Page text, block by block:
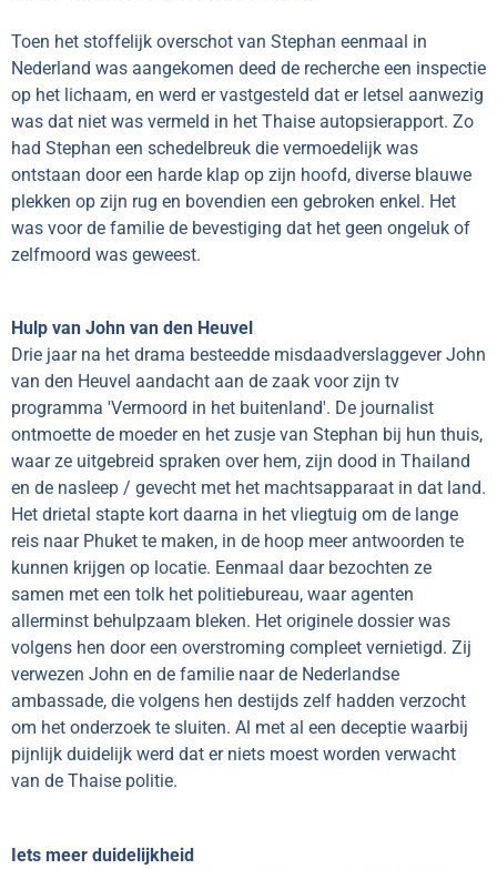
Toen het stoffelijk overschot van Stephan eenmaal in
Nederland was aangekomen deed de recherche een inspectie
op het lichaam, en werd er vastgesteld dat er letsel aanwezig
was dat niet was vermeld in het Thaise autopsierapport. Zo
had Stephan een schedelbreuk die vermoedelijk was
ontstaan door een harde klap op zijn hoofd, diverse blauwe
plekken op zijn rug en bovendien een gebroken enkel. Het
was voor de familie de bevestiging dat het geen ongeluk of
zelfmoord was geweest.
Hulp van John van den Heuvel
Drie jaar na het drama besteedde misdaadverslaggever John
van den Heuvel aandacht aan de zaak voor zijn tv
programma 'Vermoord in het buitenland'. De journalist
ontmoette de moeder en het zusje van Stephan bij hun thuis,
waar ze uitgebreid spraken over hem, zijn dood in Thailand
en de nasleep / gevecht met het machtsapparaat in dat land.
Het drietal stapte kort daarna in het vliegtuig om de lange
reis naar Phuket te maken, in de hoop meer antwoorden te
kunnen krijgen op locatie. Eenmaal daar bezochten ze
samen met een tolk het politiebureau, waar agenten
allerminst behulpzaam bleken. Het originele dossier was
volgens hen door een overstroming compleet vernietigd. Zij
verwezen John en de familie naar de Nederlandse
ambassade, die volgens hen destijds zelf hadden verzocht
om het onderzoek te sluiten. Al met al een deceptie waarbij
pijnlijk duidelijk werd dat er niets moest worden verwacht
van de Thaise politie.
Iets meer duidelijkheid